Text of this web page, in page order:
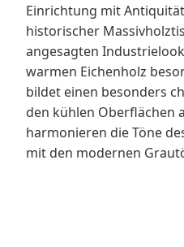
Einrichtung mit
historischer
angesagten
warmen Eichenholz
bildet einen besonders
den kühlen Oberflächen
harmonieren die Töne
mit den modernen